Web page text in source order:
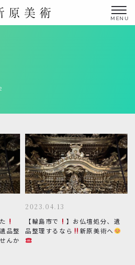
わせ
み・お問い合わせ
962-856
品整
んか
2023.04.13
【輪島市で
】お仏壇処分、遺
品整理するなら
新原美術へ